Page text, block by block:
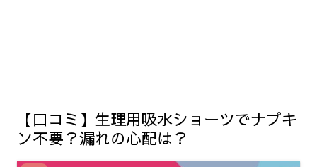
【口コミ】生理用吸水ショーツでナプキ
ン不要？漏れの心配は？